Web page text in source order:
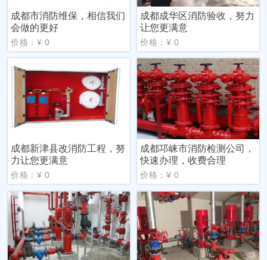
成都市消防维保，相信我们
会做的更好
价格：¥ 0
成都成华区消防验收，努力
让您更满意
价格：¥ 0
成都新津县改消防工程，努
力让您更满意
价格：¥ 0
成都邛崃市消防检测公司，
快速办理，收费合理
价格：¥ 0